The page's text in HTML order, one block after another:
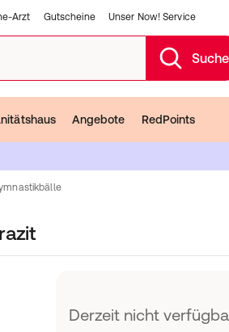
Arzt Gutscheine Unser Now! Service
Angebote RedPoints
Derzeit nicht